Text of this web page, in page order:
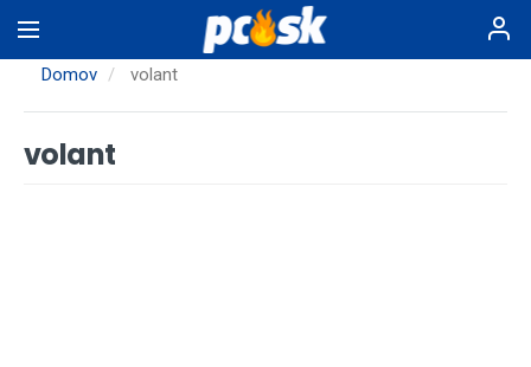
na
hlavnýDomov volant
volant